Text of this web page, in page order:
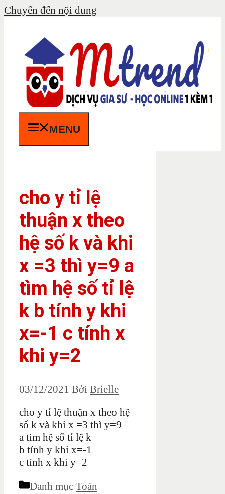
Chuyển đến nội dung
MENU
cho y tỉ lệ
thuận x theo
hệ số k và khi
x =3 thì y=9 a
tìm hệ số tỉ lệ
k b tính y khi
x=-1 c tính x
khi y=2
03/12/2021 Bởi Brielle
cho y tỉ lệ thuận x theo hệ
số k và khi x =3 thì y=9
a tìm hệ số tỉ lệ k
b tính y khi x=-1
c tính x khi y=2
Danh mục Toán